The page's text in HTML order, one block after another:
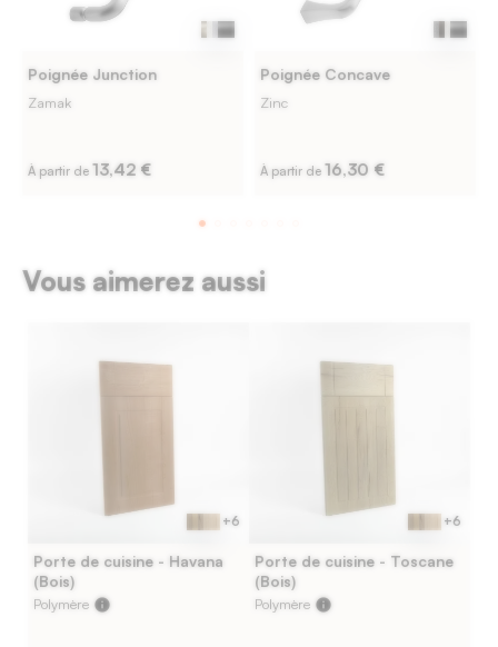
Poignée Junction
Zamak
À partir de 13,42 €
Poignée Concave
Zinc
À partir de 16,30 €
Vous aimerez aussi
Porte de cuisine - Havana
(Bois)
Polymère info
+6
Porte de cuisine - Toscane
(Bois)
Polymère info
+6